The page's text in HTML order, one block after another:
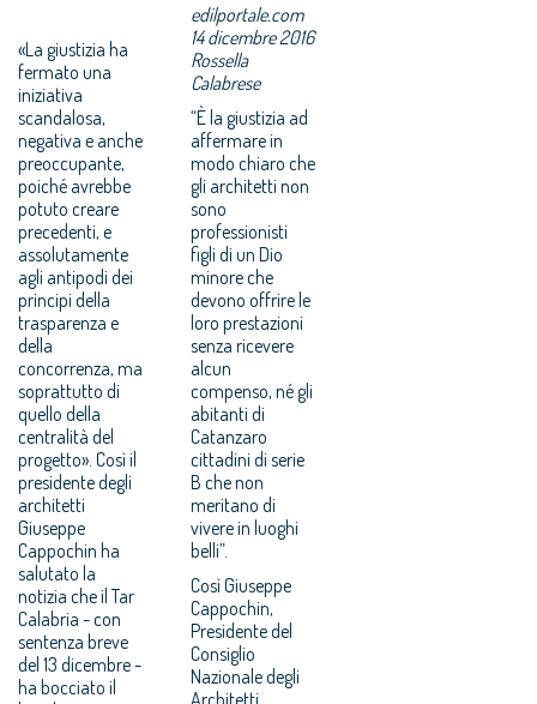
«La giustizia ha
fermato una
iniziativa
scandalosa,
negativa e anche
preoccupante,
poiché avrebbe
potuto creare
precedenti, e
assolutamente
agli antipodi dei
principi della
trasparenza e
della
concorrenza, ma
soprattutto di
quello della
centralità del
progetto». Così il
presidente degli
architetti
Giuseppe
Cappochin ha
salutato la
notizia che il Tar
Calabria - con
sentenza breve
del 13 dicembre -
ha bocciato il
edilportale.com
14 dicembre 2016
Rossella
Calabrese
“È la giustizia ad
affermare in
modo chiaro che
gli architetti non
sono
professionisti
figli di un Dio
minore che
devono offrire le
loro prestazioni
senza ricevere
alcun
compenso, né gli
abitanti di
Catanzaro
cittadini di serie
B che non
meritano di
vivere in luoghi
belli”.
Così Giuseppe
Cappochin,
Presidente del
Consiglio
Nazionale degli
Architetti,